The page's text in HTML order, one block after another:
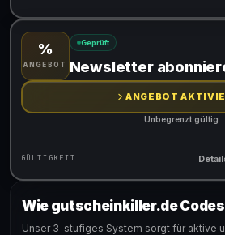
Gültig für teilnehmende Produkte
%
ANGEBOT
Geprüft
Newsletter
ANGEBOT
Unbegrenzt gültig
GÜLTIGKEIT
Gültig für teilnehmende Produkte
Wie gutscheinkiller.de
Unser 3-stufiges System sorgt für aktive